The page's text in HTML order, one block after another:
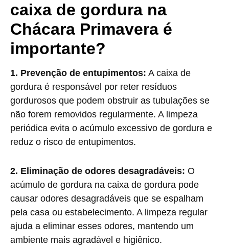
caixa de gordura na
Chácara Primavera é
importante?
1. Prevenção de entupimentos: A caixa de
gordura é responsável por reter resíduos
gordurosos que podem obstruir as tubulações se
não forem removidos regularmente. A limpeza
periódica evita o acúmulo excessivo de gordura e
reduz o risco de entupimentos.
2. Eliminação de odores desagradáveis: O
acúmulo de gordura na caixa de gordura pode
causar odores desagradáveis que se espalham
pela casa ou estabelecimento. A limpeza regular
ajuda a eliminar esses odores, mantendo um
ambiente mais agradável e higiênico.